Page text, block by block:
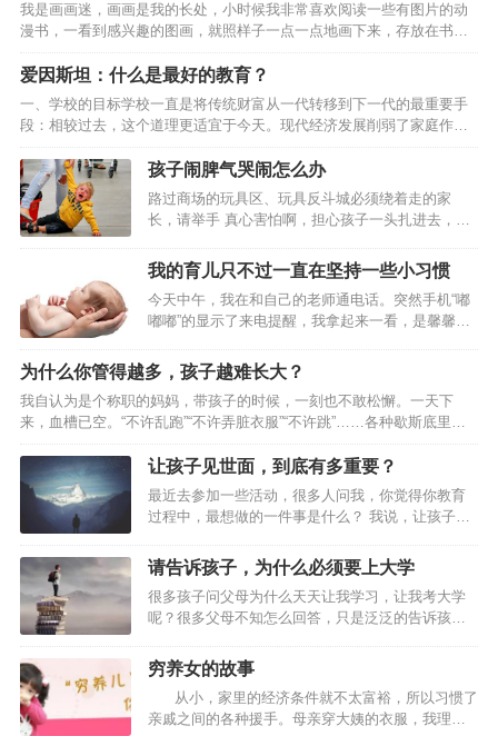
我是画画迷，画画是我的长处，小时候我非常喜欢阅读一些有图片的动
漫书，一看到感兴趣的图画，就照样子一点一点地画下来，存放在书本
里，有时候还会拿出来给爸爸妈妈他（她）们欣赏一下，他们都赞我画
得好，这让我对画画产生了浓厚地兴趣，自信心也增强了。有一次，我
在电视上看见一位叫齐白石的画家，他画得“虾”可棒了，就像真的一样，
我非常羡慕他，想和他那样当一名真正的大画家。我的心愿终于在上学
前班的时候实现了。那时候，奶奶告诉我：我是怎么出生的，又是怎样
一点一点长大的。让我明白爸爸妈妈爷爷奶奶是最爱我的亲人，是他
（…
爱因斯坦：什么是最好的教育？
一、学校的目标学校一直是将传统财富从一代转移到下一代的最重要手
段：相较过去，这个道理更适宜于今天。现代经济发展削弱了家庭作为
传统和教育承载者的角色。因此，人类社会的生存和健康更加依赖于学
校。有时候，人们把学校看成仅仅是一种工具，靠它将一定数量的知识
传递给成长中的下一代。事实并不是这样的。知识是死的，而学校却是
在为活人服务。它旨在培养年轻人对社会繁荣有价值的品质和能力。但
这并不意味着剥夺个人的独特性，以使他成为社区中不情愿的工具，就
像蜜蜂或蚂蚁那样。因为一个由没有个人独特性和个人目标的标准化的
孩子闹脾气哭闹怎么办
路过商场的玩具区、玩具反斗城必须绕着走的家
长，请举手 真心害怕啊，担心孩子一头扎进去，拉
闹。 而孩子的哭闹经常让家长陷入两难境地：坚持
原则不给买，孩子可能要哭闹很久，还会引发围
观，又担心孩子之后留下心理阴影；心软买了的
话，以后在遇到这种情况孩子可能会变本加厉，遇
到这种情况应该怎么办才科学呢？别惊慌，孩子闹
脾气很正常 在要求得不到满足时，几乎所有幼儿都
还不会用语言表达需求，而由于他…
我的育儿只不过一直在坚持一些小习惯
今天中午，我在和自己的老师通电话。突然手机“嘟
嘟嘟”的显示了来电提醒，我拿起来一看，是馨馨的
我的电话，莫非有什么重要的事情？我于是赶紧挂
了老师的电话，并立马拨通了馨馨班主任的电话。
要知道，现在对于我来说，千事万事都没有比儿女
们学习来得更重要的事情了。只听那边班主任很快
的向我阐明了打电话的原因，由于明天下午学校开
家长会，我被馨馨班主任邀请为分享育儿经的家
长。一开始，我是抗拒的，首先是因为自己拼音没
学好，普通话不标准，这也是目前带着孩子学拼音
为什么你管得越多，孩子越难长大？
我自认为是个称职的妈妈，带孩子的时候，一刻也不敢松懈。一天下
来，血槽已空。“不许乱跑”“不许弄脏衣服”“不许跳”……各种歇斯底里荡
漾在屋子里，嗓子都喊哑了。 好不容易把孩子哄睡着了，夜里的我也不
轻易放过自己。从前一沾枕头就呼呼大睡的我，当了妈妈后常常在半夜
突然惊醒，看看睡在身边的女儿。 用网上流行的段子概括我当妈的每一
天，就是“哈哈啊啊啊啊啊啊啊啊啊啊啊”。从孩子清晨的笑脸开始，以我
憔悴不堪的面容结束。 女儿一岁会走路后，我因为照顾她而累哭的次数
更是呈指数增长。&n…
让孩子见世面，到底有多重要？
最近去参加一些活动，很多人问我，你觉得你教育
过程中，最想做的一件事是什么？ 我说，让孩子见
巴地过着日子，朝九晚五，我们到底该怎样让孩子
见世面。 “见世面是不是富人的专属产品，穷人的海
市蜃楼？” 我想说，孩子见世面，许多时候，不是
钱，而是父母的眼光和格局，融化在最细小的时间
中，也在空间中拉成一条巨大的隧道，带孩子通往
更大的世界。 02 我曾经有一篇文章中写到过，那
请告诉孩子，为什么必须要上大学
很多孩子问父母为什么天天让我学习，让我考大学
呢？很多父母不知怎么回答，只是泛泛的告诉孩子
不过气来的孩子，听到这样的回答能有考大学的动
力吗？建议父母这样告诉孩子，为什么必须要上大
学！同学 你的大学同学及朋友，将是你人生当中的
宝贵财富。可以说，你的同学对你的重要性，仅次
穷养女的故事
从小，家里的经济条件就不太富裕，所以习惯了
亲戚之间的各种援手。母亲穿大姨的衣服，我理所